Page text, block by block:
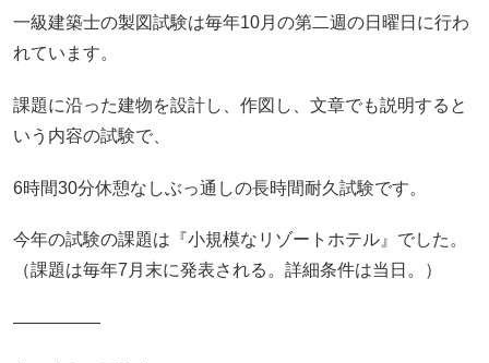
一級建築士の製図試験は毎年10月の第二週の日曜日に行わ
れています。
課題に沿った建物を設計し、作図し、文章でも説明すると
いう内容の試験で、
6時間30分休憩なしぶっ通しの長時間耐久試験です。
今年の試験の課題は『小規模なリゾートホテル』でした。
（課題は毎年7月末に発表される。詳細条件は当日。）
―――――